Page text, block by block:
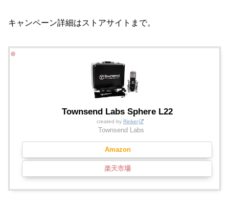
キャンペーン詳細はストアサイトまで。
Townsend Labs Sphere L22
created by Rinker
Townsend Labs
Amazon
楽天市場